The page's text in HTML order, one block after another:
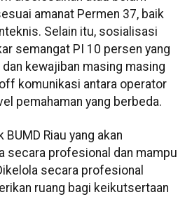
amanat Permen 37, baik
Selain itu, sosialisasi
semangat PI 10 persen yang
kewajiban masing masing
komunikasi antara operator
pemahaman yang berbeda.
BUMD Riau yang akan
secara profesional dan mampu
secara profesional
ruang bagi keikutsertaan